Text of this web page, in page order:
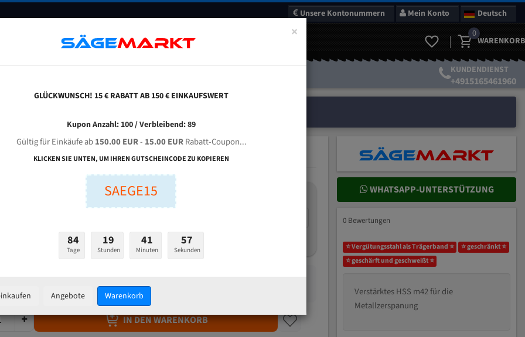
Unsere Kontonummern Mein Konto Deutsch
FAQ GUTSCHEINE BLOG KONTAKT
0
WARENKORB
KUNDENDIENST
+4915165461960
COBRA CHB-520 für 5660 mm Bi-Metall Bandsägeblätter
Breite (mm):
61,55 €
zzgl.Versandkosten
IN DEN WARENKORB
WHATSAPP-UNTERSTÜTZUNG
0 Bewertungen
⭐ Vergütungsstahl als Trägerband ⭐
⭐ geschränkt ⭐
⭐ geschärft und geschweißt ⭐
Verstärktes HSS m42 für die
Metallzerspanung
×
GLÜCKWUNSCH! 15 € RABATT AB 150 € EINKAUFSWERT
Kupon Anzahl: 100 / Verbleibend: 89
Gültig für Einkäufe ab150.00 EUR- 15.00 EURRabatt-Coupon...
KLICKEN SIE UNTEN, UM IHREN GUTSCHEINCODE ZU KOPIEREN
SAEGE15
84
Tage
19
Stunden
41
Minuten
56
Sekunden
Angebote Warenkorb